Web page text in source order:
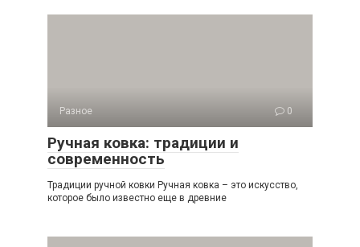
Разное 0
Ручная ковка: традиции и
современность
Традиции ручной ковки Ручная ковка – это искусство,
которое было известно еще в древние